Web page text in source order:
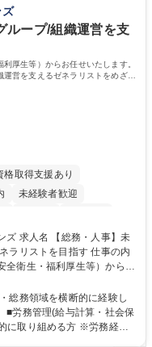
ズ
ループ/組織運営を支
厚生等）からお任せいたします。
営を支えるゼネラリストをめざせ
格取得支援あり
未経験者歓迎
土日祝休み 寮・社宅あり
】未
トを目指す 仕事の内
全衛生・福利厚生等）からお
へ守備範囲を広げ、組織運
、健康経営推進等をお任せ
広く経験を積んでいただき
総務領域を横断的に経験し
に取り組める方 ※労務経験